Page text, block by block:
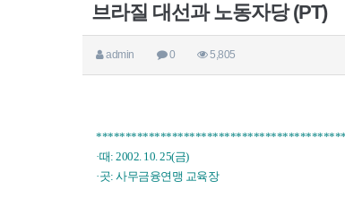
브라질 대선과 노동자당 (PT)
admin 0 5,805
·때: 2002. 10. 25(금)
·곳: 사무금융연맹 교육장